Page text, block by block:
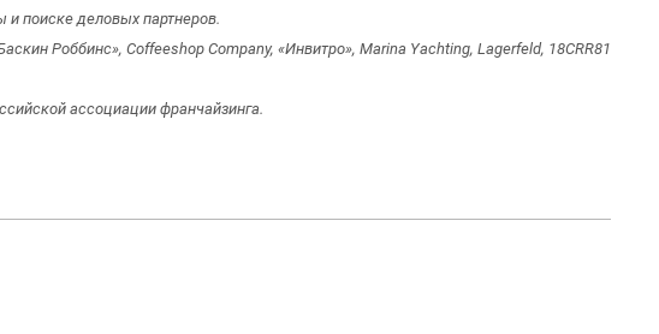
и поиске деловых партнеров.
Роббинс», Сoffeeshop Сompany, «Инвитро», Marina Yachting, Lagerfeld, 18CRR81
ассоциации франчайзинга.